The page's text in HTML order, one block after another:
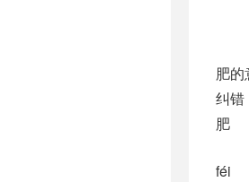
肥的
纠错
肥
féi